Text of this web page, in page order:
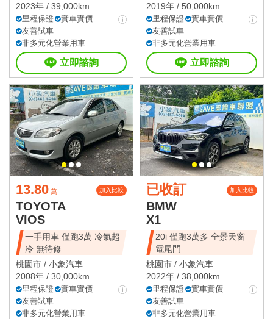
2023年 / 39,000km
里程保證
實車實價
友善試車
非多元化營業用車
立即諮詢
2019年 / 50,000km
里程保證
實車實價
友善試車
非多元化營業用車
立即諮詢
13.80 萬 加入比較
TOYOTA
VIOS
一手用車 僅跑3萬 冷氣超
冷 無待修
桃園市 / 小象汽車
2008年 / 30,000km
里程保證
實車實價
友善試車
非多元化營業用車
已收訂 加入比較
BMW
X1
20i 僅跑3萬多 全景天窗
電尾門
桃園市 / 小象汽車
2022年 / 38,000km
里程保證
實車實價
友善試車
非多元化營業用車